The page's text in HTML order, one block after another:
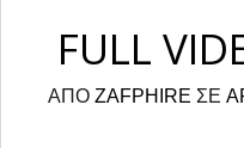
Κωδικό
FULL
ΑΠΟ ZAFPHIRE ΣΕ